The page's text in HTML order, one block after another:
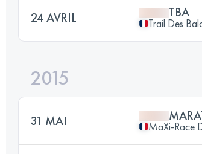
24 AVRIL TBA
Trail Des
2015
31 MAI MaXi-Race